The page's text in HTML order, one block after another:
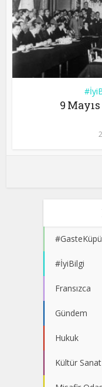
9
#İyiBilgi
Fransızca
Gündem
Hukuk
Kültür Sanat